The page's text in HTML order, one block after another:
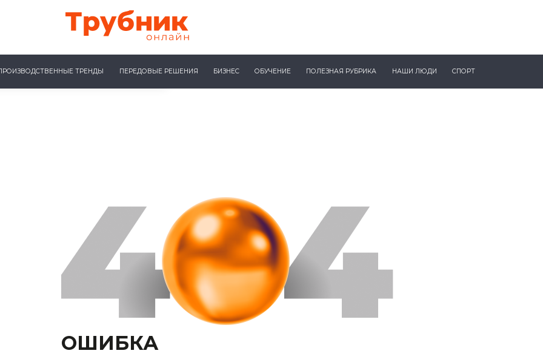
ТРЕНДЫ ПЕРЕДОВЫЕ РЕШЕНИЯ БИЗНЕС ОБУЧЕНИЕ ПОЛЕЗНАЯ РУБРИКА НАШИ ЛЮДИ СПОРТ
ОШИБКА